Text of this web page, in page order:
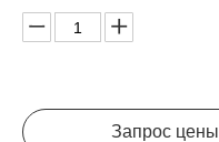
Запрос цены